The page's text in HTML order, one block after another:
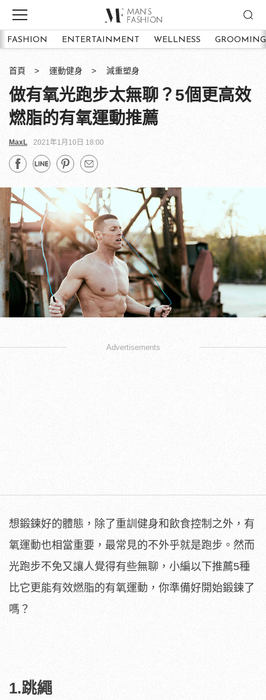
FASHION ENTERTAINMENT WELLNESS GROOMING
首頁 運動健身 減重塑身
做有氧光跑步太無聊？5個更高效
燃脂的有氧運動推薦
MaxL 2021年1月10日 18:00
Advertisements
想鍛鍊好的體態，除了重訓健身和飲食控制之外，有
氧運動也相當重要，最常見的不外乎就是跑步。然而
光跑步不免又讓人覺得有些無聊，小編以下推薦5種
比它更能有效燃脂的有氧運動，你準備好開始鍛鍊了
嗎？
1.跳繩